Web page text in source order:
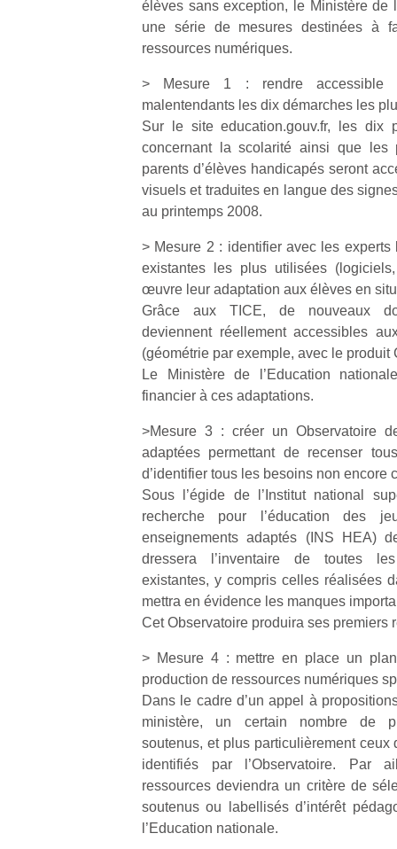
élèves sans exception, le Ministère de
une série de mesures destinées à
ressources numériques.
> Mesure 1 : rendre accessible
malentendants les dix démarches les
Sur le site education.gouv.fr, les dix
concernant la scolarité ainsi que
parents d’élèves handicapés seront
visuels et traduites en langue des
au printemps 2008.
> Mesure 2 : identifier avec les experts
existantes les plus utilisées
œuvre leur adaptation aux élèves en
Grâce aux TICE, de nouveaux
deviennent réellement accessibles
(géométrie par exemple, avec le produit
Le Ministère de l’Education
financier à ces adaptations.
>Mesure 3 : créer un Observatoire
adaptées permettant de recenser
d’identifier tous les besoins non encore
Sous l’égide de l’Institut national
recherche pour l’éducation des
enseignements adaptés (INS HEA)
dressera l’inventaire de toutes
existantes, y compris celles réalisées
mettra en évidence les manques
Cet Observatoire produira ses premiers
> Mesure 4 : mettre en place un
production de ressources numériques
Dans le cadre d’un appel à
ministère, un certain nombre de
soutenus, et plus particulièrement ceux
identifiés par l’Observatoire. Par
ressources deviendra un critère de
soutenus ou labellisés d’intérêt
l’Education nationale.